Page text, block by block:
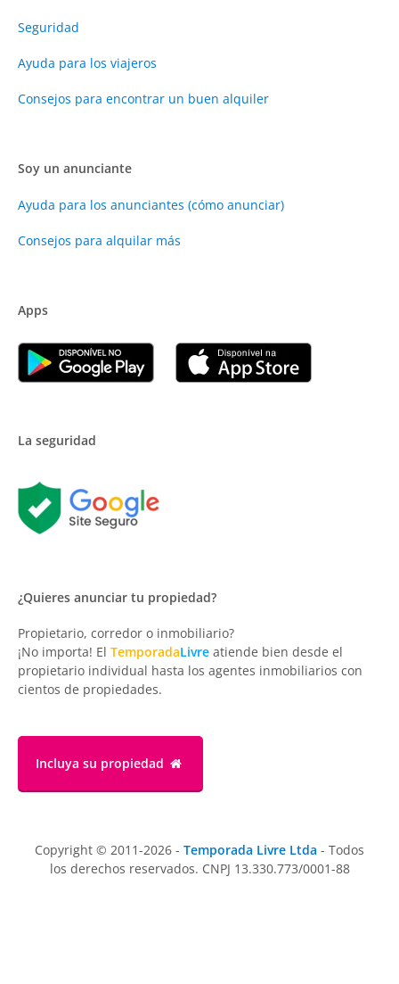
Seguridad
Ayuda para los viajeros
Consejos para encontrar un buen alquiler
Soy un anunciante
Ayuda para los anunciantes (cómo anunciar)
Consejos para alquilar más
Apps
La seguridad
¿Quieres anunciar tu propiedad?
Propietario, corredor o inmobiliario?
¡No importa! El TemporadaLivre atiende bien desde el
propietario individual hasta los agentes inmobiliarios con
cientos de propiedades.
Incluya su propiedad
Copyright © 2011-2026 - Temporada Livre Ltda - Todos
los derechos reservados. CNPJ 13.330.773/0001-88